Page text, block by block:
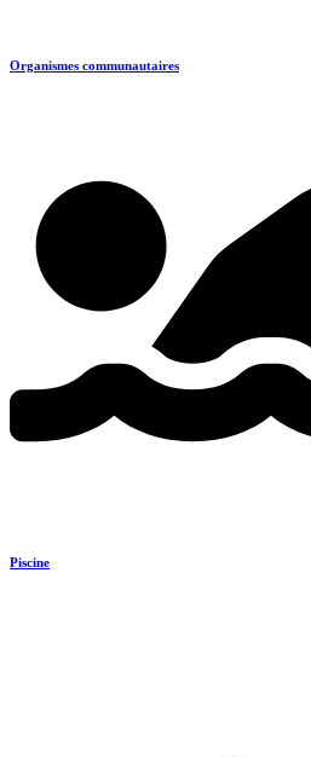
Organismes communautaires
Piscine